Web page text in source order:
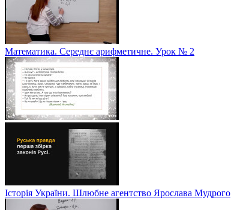
Математика. Середнє арифметичне. Урок № 2
Історія України. Шлюбне агентство Ярослава Мудрого